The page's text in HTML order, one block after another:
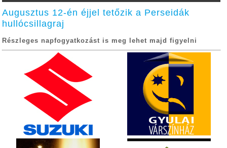
Augusztus 12-én éjjel tetőzik a Perseidák
hullócsillagraj
Részleges napfogyatkozást is meg lehet majd figyelni